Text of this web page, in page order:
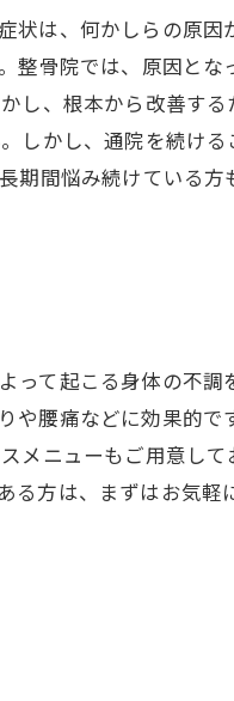
状は、何かしらの原因
整骨院では、原因とな
し、根本から改善す
しかし、通院を続け
期間悩み続けている
って起こる身体の不調
や腰痛などに効果的で
メニューもご用意して
る方は、まずはお気軽